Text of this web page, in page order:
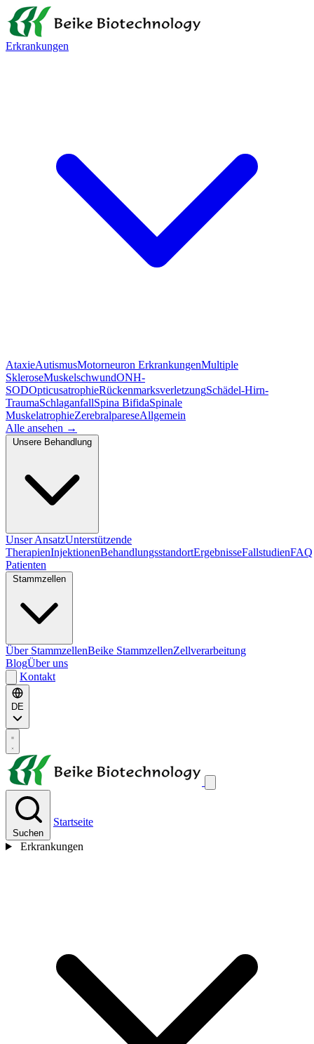
Erkrankungen
AtaxieAutismusMotorneuron ErkrankungenMultiple
SkleroseMuskelschwundONH-
SODOpticusatrophieRückenmarksverletzungSchädel-Hirn-
TraumaSchlaganfallSpina BifidaSpinale
MuskelatrophieZerebralpareseAllgemein
Alle ansehen →
Unser AnsatzUnterstützende
TherapienInjektionenBehandlungsstandortErgebnisseFallstudienFAQ
Patienten
Über StammzellenBeike StammzellenZellverarbeitung
BlogÜber uns
Kontakt
DE
Suchen
Startseite
Erkrankungen